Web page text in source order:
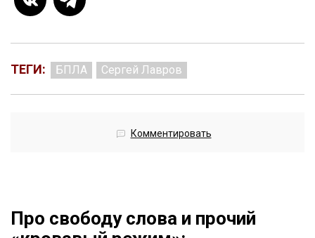
ТЕГИ: БПЛА Сергей Лавров
Комментировать
Про свободу слова и прочий